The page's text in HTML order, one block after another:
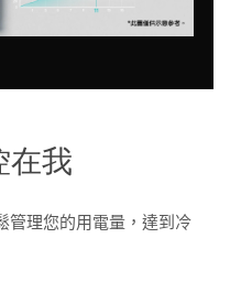
在我
管理您的用電量，達到冷